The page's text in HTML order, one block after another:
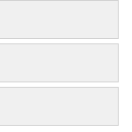
przytłacza